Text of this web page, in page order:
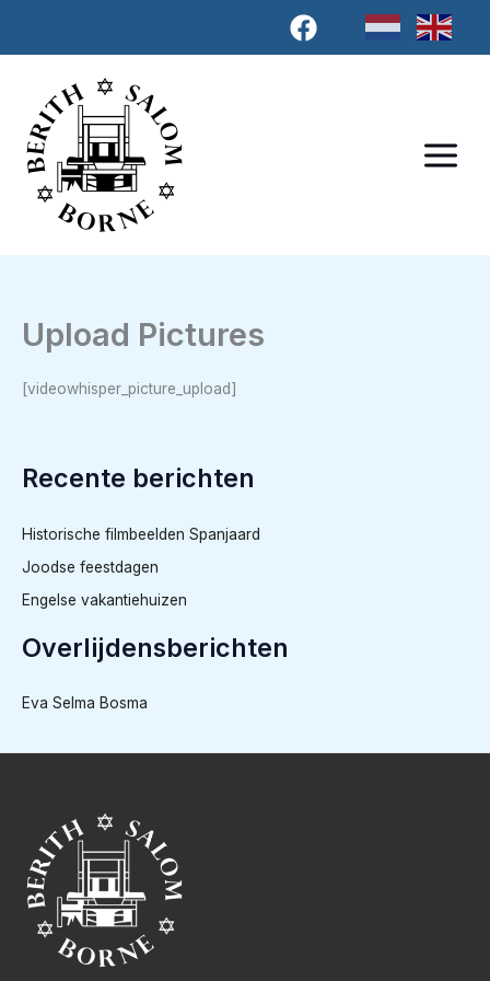
de
Upload Pictures
[videowhisper_picture_upload]
Recente berichten
Historische filmbeelden Spanjaard
Joodse feestdagen
Engelse vakantiehuizen
Overlijdensberichten
Eva Selma Bosma